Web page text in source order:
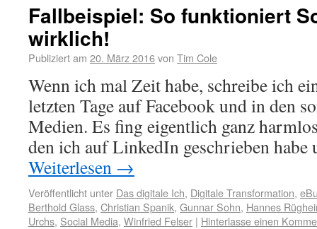
Fallbeispiel: So funktioniert
wirklich!
Publiziert am 20. März 2016von Tim Cole
Wenn ich mal Zeit habe, schreibe ich
letzten Tage auf Facebook und in den
Medien. Es fing eigentlich ganz
den ich auf LinkedIn geschrieben
Weiterlesen →
Veröffentlicht unter Das digitale Ich, Digitale Transformation,
Berthold Glass, Christian Spanik, Gunnar Sohn, Hannes
Urchs, Social Media, Winfried Felser | Hinterlasse einen